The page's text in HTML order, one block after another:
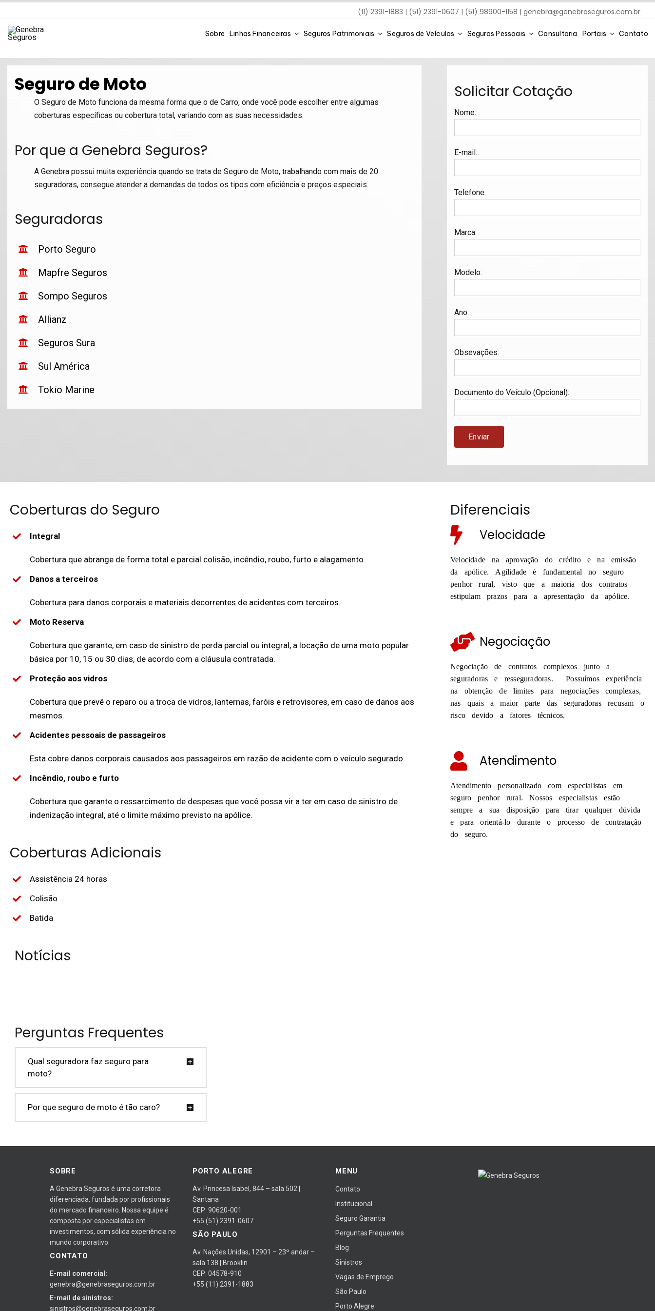
(11) 2391-1883 | (51) 2391-0607 | (51) 98900-1158 |genebra@genebraseguros.com.br
Sobre Linhas Financeiras Seguros Patrimoniais Seguros de Veículos Seguros Pessoais Consultoria Portais Contato
Seguro de Moto
O Seguro de Moto funciona da mesma forma que o de Carro, onde você pode escolher entre algumas
coberturas específicas ou cobertura total, variando com as suas necessidades.
Por que a Genebra Seguros?
A Genebra possui muita experiência quando se trata de Seguro de Moto, trabalhando com mais de 20
seguradoras, consegue atender a demandas de todos os tipos com eficiência e preços especiais.
Seguradoras
Porto Seguro
Mapfre Seguros
Sompo Seguros
Allianz
Seguros Sura
Sul América
Tokio Marine
Solicitar Cotação
Nome:
E-mail:
Telefone:
Marca:
Modelo:
Ano:
Obsevações:
Documento do Veículo (Opcional):
Coberturas do Seguro
Integral
Cobertura que abrange de forma total e parcial colisão, incêndio, roubo, furto e alagamento.
Danos a terceiros
Cobertura para danos corporais e materiais decorrentes de acidentes com terceiros.
Moto Reserva
Cobertura que garante, em caso de sinistro de perda parcial ou integral, a locação de uma moto popular
básica por 10, 15 ou 30 dias, de acordo com a cláusula contratada.
Proteção aos vidros
Cobertura que prevê o reparo ou a troca de vidros, lanternas, faróis e retrovisores, em caso de danos aos
mesmos.
Acidentes pessoais de passageiros
Esta cobre danos corporais causados aos passageiros em razão de acidente com o veículo segurado.
Incêndio, roubo e furto
Cobertura que garante o ressarcimento de despesas que você possa vir a ter em caso de sinistro de
indenização integral, até o limite máximo previsto na apólice.
Coberturas Adicionais
Assistência 24 horas
Colisão
Batida
Diferenciais
Velocidade
Velocidade na aprovação do crédito e na emissão
da apólice. Agilidade é fundamental no seguro
penhor rural, visto que a maioria dos contratos
estipulam prazos para a apresentação da apólice.
Negociação
Negociação de contratos complexos junto a
seguradoras e resseguradoras. Possuímos experiência
na obtenção de limites para negociações complexas,
nas quais a maior parte das seguradoras recusam o
risco devido a fatores técnicos.
Atendimento
Atendimento personalizado com especialistas em
seguro penhor rural. Nossos especialistas estão
sempre a sua disposição para tirar qualquer dúvida
e para orientá-lo durante o processo de contratação
do seguro.
Notícias
Perguntas Frequentes
Qual seguradora faz seguro para
moto?
Por que seguro de moto é tão caro?
SOBRE
A Genebra Seguros é uma corretora
diferenciada, fundada por profissionais
do mercado financeiro. Nossa equipe é
composta por especialistas em
investimentos, com sólida experiência no
mundo corporativo.
CONTATO
E-mail comercial:
genebra@genebraseguros.com.br
E-mail de sinistros:
sinistros@genebraseguros.com.br
PORTO ALEGRE
Av. Princesa Isabel, 844 – sala 502 |
Santana
CEP: 90620-001
+55 (51) 2391-0607
SÃO PAULO
Av. Nações Unidas, 12901 – 23º andar –
sala 138 | Brooklin
CEP: 04578-910
+55 (11) 2391-1883
MENU
Contato
Institucional
Seguro Garantia
Perguntas Frequentes
Blog
Sinistros
Vagas de Emprego
São Paulo
Porto Alegre